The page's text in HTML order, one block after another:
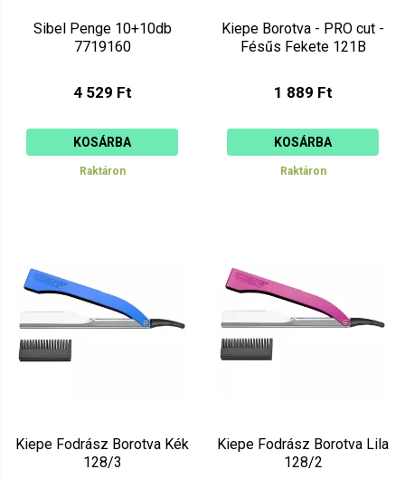
Sibel Penge 10+10db
7719160
4 529 Ft
KOSÁRBA
Raktáron
Kiepe Borotva - PRO cut -
Fésűs Fekete 121B
1 889 Ft
KOSÁRBA
Raktáron
Kiepe Fodrász Borotva Kék
128/3
Kiepe Fodrász Borotva Lila
128/2